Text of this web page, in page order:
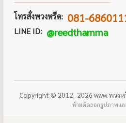
โทรสั่งพวงหรีด: 081-
LINE ID: @reedthamma
Copyright © 2012–2026 www.พวง
ห้ามคัดลอกรูปภาพแล